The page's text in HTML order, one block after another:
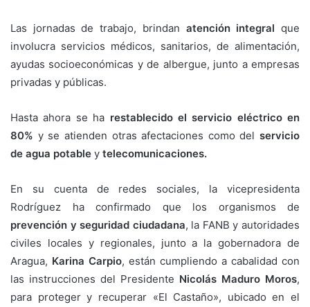
Las jornadas de trabajo, brindan atención integral que
involucra servicios médicos, sanitarios, de alimentación,
ayudas socioeconómicas y de albergue, junto a empresas
privadas y públicas.
Hasta ahora se ha restablecido el servicio eléctrico en
80% y se atienden otras afectaciones como del servicio
de agua potable y telecomunicaciones.
En su cuenta de redes sociales, la vicepresidenta
Rodríguez ha confirmado que los organismos de
prevención y seguridad ciudadana, la FANB y autoridades
civiles locales y regionales, junto a la gobernadora de
Aragua, Karina Carpio, están cumpliendo a cabalidad con
las instrucciones del Presidente Nicolás Maduro Moros,
para proteger y recuperar «El Castaño», ubicado en el